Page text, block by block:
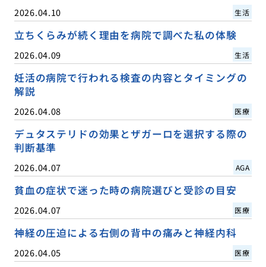
2026.04.10 生活
立ちくらみが続く理由を病院で調べた私の体験
2026.04.09 生活
妊活の病院で行われる検査の内容とタイミングの
解説
2026.04.08 医療
デュタステリドの効果とザガーロを選択する際の
判断基準
2026.04.07 AGA
貧血の症状で迷った時の病院選びと受診の目安
2026.04.07 医療
神経の圧迫による右側の背中の痛みと神経内科
2026.04.05 医療